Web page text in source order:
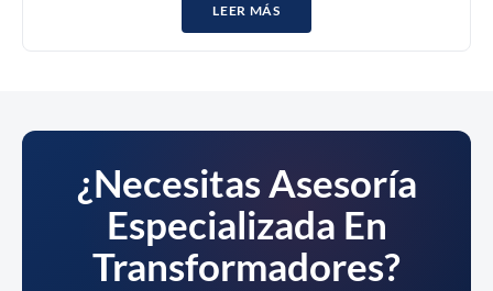
LEER MÁS
¿Necesitas Asesoría
Especializada En
Transformadores?